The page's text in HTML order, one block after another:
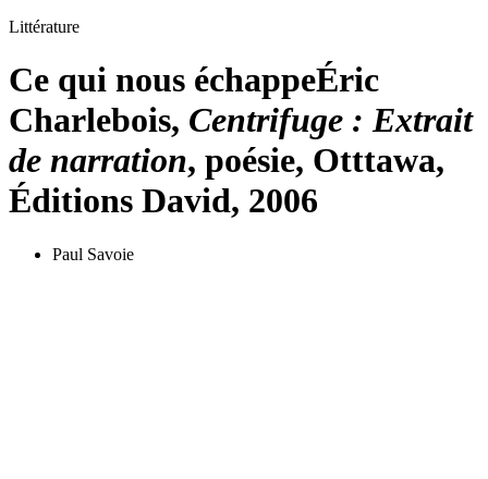
Littérature
Ce qui nous échappeÉric
Charlebois, Centrifuge : Extrait
de narration, poésie, Otttawa,
Éditions David, 2006
Paul Savoie